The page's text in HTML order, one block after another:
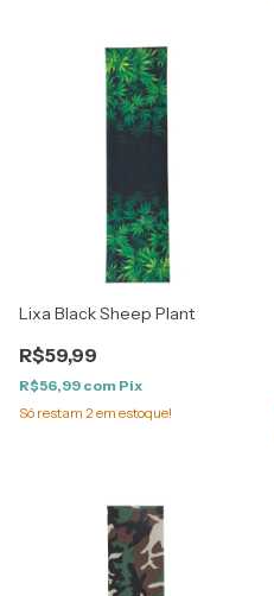
Lixa Black Sheep Plant
R$59,99
R$56,99 com Pix
Só restam 2em estoque!